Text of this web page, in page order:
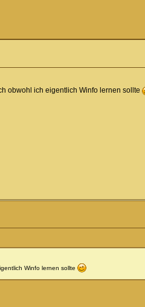
obwohl ich eigentlich Winfo lernen sollte
Winfo lernen sollte